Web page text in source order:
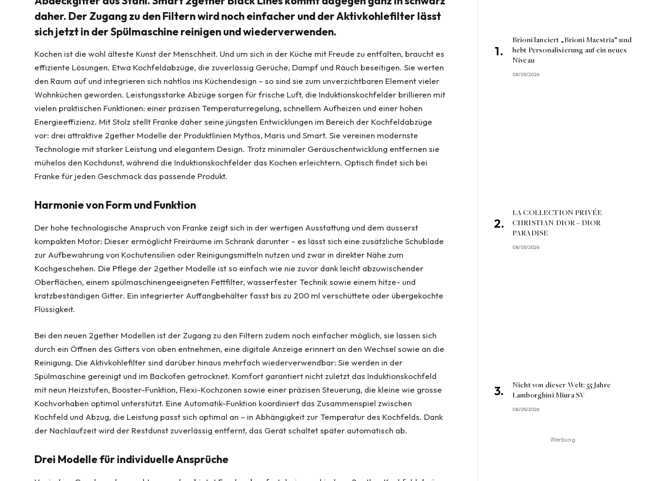
daher. Der Zugang zu den Filtern wird noch einfacher und der Aktivkohlefilter lässt
sich jetzt in der Spülmaschine reinigen und wiederverwenden.
Kochen ist die wohl älteste Kunst der Menschheit. Und um sich in der Küche mit Freude zu entfalten, braucht es
effiziente Lösungen. Etwa Kochfeldabzüge, die zuverlässig Gerüche, Dampf und Rauch beseitigen. Sie werten
den Raum auf und integrieren sich nahtlos ins Küchendesign – so sind sie zum unverzichtbaren Element vieler
Wohnküchen geworden. Leistungsstarke Abzüge sorgen für frische Luft, die Induktionskochfelder brillieren mit
vielen praktischen Funktionen: einer präzisen Temperaturregelung, schnellem Aufheizen und einer hohen
Energieeffizienz. Mit Stolz stellt Franke daher seine jüngsten Entwicklungen im Bereich der Kochfeldabzüge
vor: drei attraktive 2gether Modelle der Produktlinien Mythos, Maris und Smart. Sie vereinen modernste
Technologie mit starker Leistung und elegantem Design. Trotz minimaler Geräuschentwicklung entfernen sie
mühelos den Kochdunst, während die Induktionskochfelder das Kochen erleichtern. Optisch findet sich bei
Franke für jeden Geschmack das passende Produkt.
Harmonie von Form und Funktion
Der hohe technologische Anspruch von Franke zeigt sich in der wertigen Ausstattung und dem äusserst
kompakten Motor: Dieser ermöglicht Freiräume im Schrank darunter – es lässt sich eine zusätzliche Schublade
zur Aufbewahrung von Kochutensilien oder Reinigungsmitteln nutzen und zwar in direkter Nähe zum
Kochgeschehen. Die Pflege der 2gether Modelle ist so einfach wie nie zuvor dank leicht abzuwischender
Oberflächen, einem spülmaschinengeeigneten Fettfilter, wasserfester Technik sowie einem hitze- und
kratzbeständigen Gitter. Ein integrierter Auffangbehälter fasst bis zu 200 ml verschüttete oder übergekochte
Flüssigkeit.
Bei den neuen 2gether Modellen ist der Zugang zu den Filtern zudem noch einfacher möglich, sie lassen sich
durch ein Öffnen des Gitters von oben entnehmen, eine digitale Anzeige erinnert an den Wechsel sowie an die
Reinigung. Die Aktivkohlefilter sind darüber hinaus mehrfach wiederverwendbar: Sie werden in der
Spülmaschine gereinigt und im Backofen getrocknet. Komfort garantiert nicht zuletzt das Induktionskochfeld
mit neun Heizstufen, Booster-Funktion, Flexi-Kochzonen sowie einer präzisen Steuerung, die kleine wie grosse
Kochvorhaben optimal unterstützt. Eine Automatik-Funktion koordiniert das Zusammenspiel zwischen
Kochfeld und Abzug, die Leistung passt sich optimal an – in Abhängigkeit zur Temperatur des Kochfelds. Dank
der Nachlaufzeit wird der Restdunst zuverlässig entfernt, das Gerät schaltet später automatisch ab.
Drei Modelle für individuelle Ansprüche
Brioni lanciert „Brioni Maestria“ und
hebt Personalisierung auf ein neues
Niveau
08/05/2026
LA COLLECTION PRIVÉE
CHRISTIAN DIOR – DIOR
PARADISE
08/05/2026
Nicht von dieser Welt: 55 Jahre
Lamborghini Miura SV
08/05/2026
Werbung